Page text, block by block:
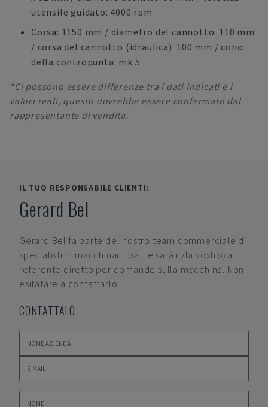
utensile guidato: 4000 rpm
Corsa: 1150 mm / diametro del cannotto: 110 mm
/ corsa del cannotto (idraulica): 100 mm / cono
della contropunta: mk 5
*Ci possono essere differenze tra i dati indicati e i
valori reali, questo dovrebbe essere confermato dal
rappresentante di vendita.
IL TUO RESPONSABILE CLIENTI:
Gerard Bel
Gerard Bel fa parte del nostro team commerciale di
specialisti in macchinari usati e sarà il/la vostro/a
referente diretto per domande sulla macchina. Non
esitatare a contattarlo.
CONTATTALO